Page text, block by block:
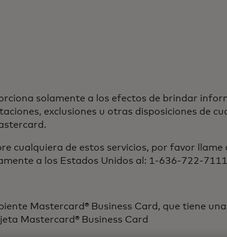
solamente a los efectos de brindar
exclusiones u otras disposiciones de
cualquiera de estos servicios, por favor
a los Estados Unidos al: 1-636-722-
Mastercard® Business Card, que tiene
Mastercard® Business Card